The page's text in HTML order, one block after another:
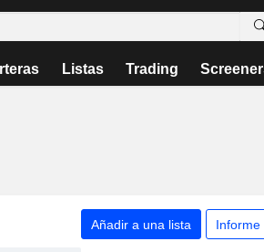
Listas Trading
Añadir a una lista Informe